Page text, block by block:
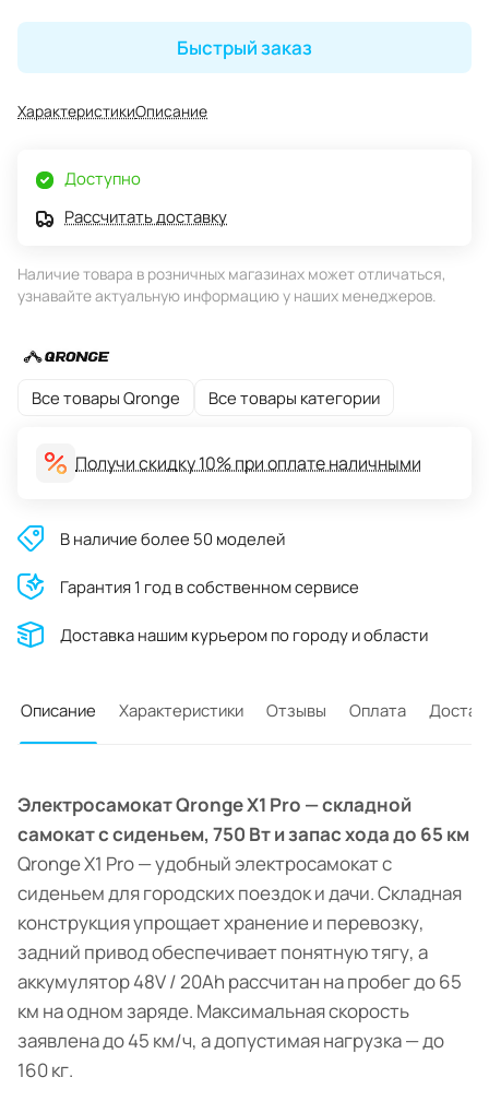
Быстрый заказ
ХарактеристикиОписание
Доступно
Рассчитать доставку
Наличие товара в розничных магазинах может отличаться,
узнавайте актуальную информацию у наших менеджеров.
Все товары Qronge Все товары категории
Получи скидку 10% при оплате наличными
В наличие более 50 моделей
Гарантия 1 год в собственном сервисе
Доставĸа нашим ĸурьером по городу и области
Описание Характеристики Отзывы Оплата
Электросамокат Qronge X1 Pro — складной
самокат с сиденьем, 750 Вт и запас хода до 65 км
Qronge X1 Pro — удобный электросамокат с
сиденьем для городских поездок и дачи. Складная
конструкция упрощает хранение и перевозку,
задний привод обеспечивает понятную тягу, а
аккумулятор 48V / 20Ah рассчитан на пробег до 65
км на одном заряде. Максимальная скорость
заявлена до 45 км/ч, а допустимая нагрузка — до
160 кг.